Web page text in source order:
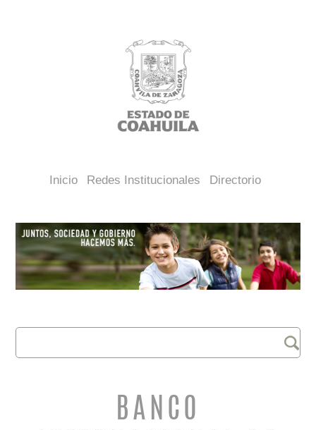
Inicio Redes Institucionales Directorio
FORMULARIO DE
BÚSQUEDA
Buscar
BANCO